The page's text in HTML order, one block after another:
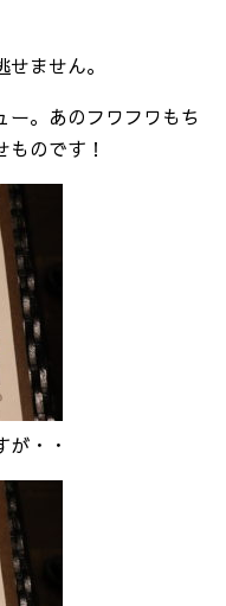
ません。
ー。あのフワフワもち
のです！
・・